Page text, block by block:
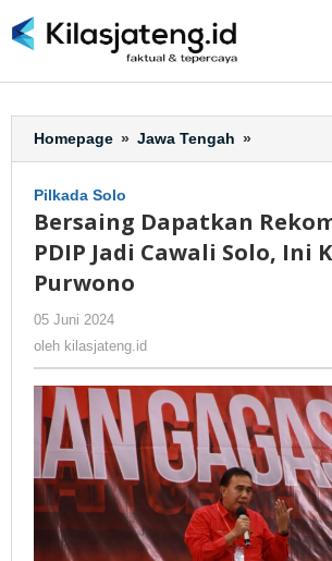
ke
Homepage » Jawa Tengah »
Dapatkan
Jadi
Cawali
Pilkada Solo
Bersaing Dapatkan
PDIP Jadi Cawali Solo, Ini
Purwono
05 Juni 2024
kilasjateng.id
oleh kilasjateng.id